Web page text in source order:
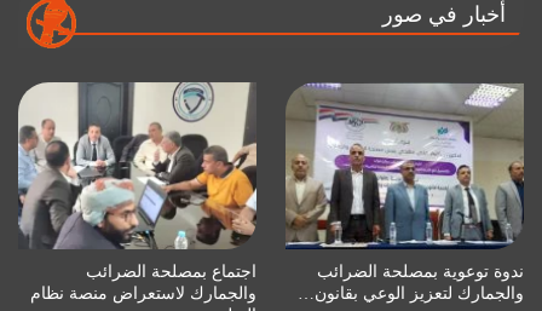
أخبار في صور
ندوة توعوية بمصلحة الضرائب
والجمارك لتعزيز الوعي بقانون…
اجتماع بمصلحة الضرائب
والجمارك لاستعراض منصة نظام